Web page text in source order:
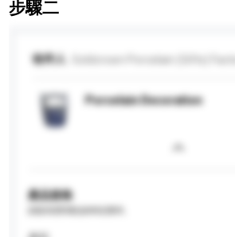
步驟二
收件人
Porcelain Decoration
產品規格